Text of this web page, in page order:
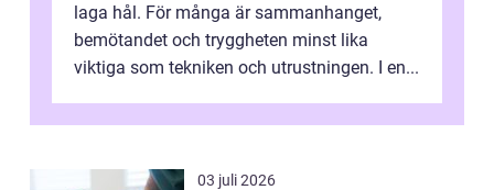
laga hål. För många är sammanhanget,
bemötandet och tryggheten minst lika
viktiga som tekniken och utrustningen. I en...
03 juli 2026